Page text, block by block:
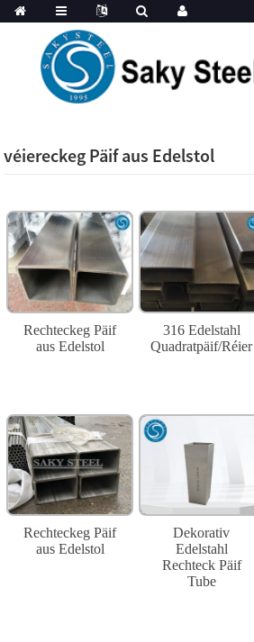
véiereckeg Päif aus Edelstol
Rechteckeg Päif
aus Edelstol
316 Edelstahl
Quadratpäif/Réier
Rechteckeg Päif
aus Edelstol
Dekorativ
Edelstahl
Rechteck Päif
Tube